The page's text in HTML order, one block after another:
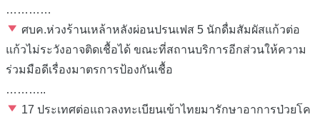
…………
ศบค.ห่วงร้านเหล้าหลังผ่อนปรนเฟส 5 นักดื่มสัมผัสแก้วต่อ
แก้วไม่ระวังอาจติดเชื้อได้ ขณะที่สถานบริการอีกส่วนให้ความ
ร่วมมือดีเรื่องมาตรการป้องกันเชื้อ
………..
17 ประเทศต่อแถวลงทะเบียนเข้าไทยมารักษาอาการป่วยโค